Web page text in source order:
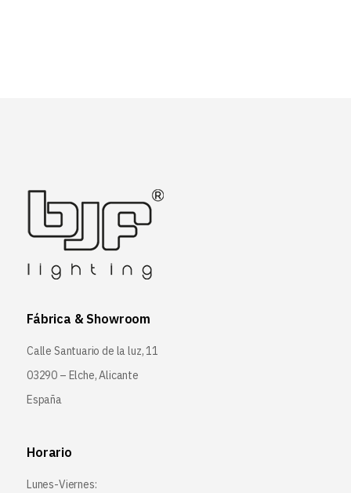
Fábrica & Showroom
Calle Santuario de la luz, 11
03290 – Elche, Alicante
España
Horario
Lunes-Viernes: